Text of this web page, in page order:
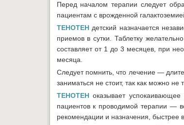
Перед началом терапии следует
пациентам с врожденной
ТЕНОТЕНдетский назначается
приемов в сутки. Таблетку
составляет от 1 до 3 месяцев, при
месяца.
Следует помнить, что лечение —
заниматься не стоит, так как можно не
ТЕНОТЕНоказывает успокаивающее
пациентов к проводимой терапии —
рекомендации и назначения, быстрее